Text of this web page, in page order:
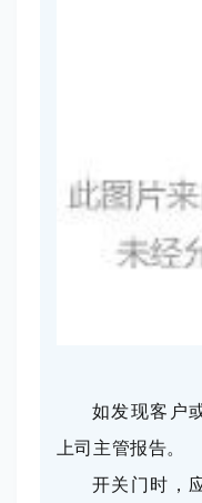
如发现客户
上司主管报告。
开关门时，